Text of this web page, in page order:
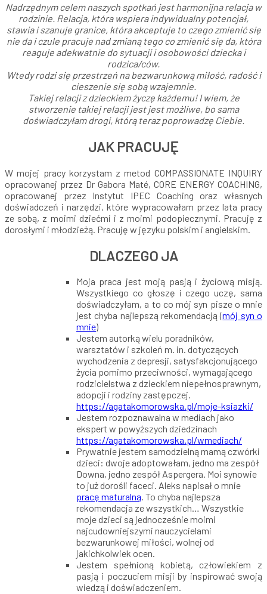
Nadrzędnym celem naszych spotkań jest harmonijna relacja w
rodzinie. Relacja, która wspiera indywidualny potencjał,
stawia i szanuje granice, która akceptuje to czego zmienić się
nie da i czule pracuje nad zmianą tego co zmienić się da, która
reaguje adekwatnie do sytuacji i osobowości dziecka i
rodzica/ców.
Wtedy rodzi się przestrzeń na bezwarunkową miłość, radość i
cieszenie się sobą wzajemnie.
Takiej relacji z dzieckiem życzę każdemu! I wiem, że
stworzenie takiej relacji jest jest możliwe, bo sama
doświadczyłam drogi, którą teraz poprowadzę Ciebie.
JAK PRACUJĘ
W mojej pracy korzystam z metod COMPASSIONATE INQUIRY
opracowanej przez Dr Gabora Maté, CORE ENERGY COACHING,
opracowanej przez Instytut IPEC Coaching oraz własnych
doświadczeń i narzędzi, które wypracowałam przez lata pracy
ze sobą, z moimi dziećmi i z moimi podopiecznymi. Pracuję z
dorosłymi i młodzieżą. Pracuję w języku polskim i angielskim.
DLACZEGO JA
Moja praca jest moją pasją i życiową misją.
Wszystkiego co głoszę i czego uczę, sama
doświadczyłam, a to co mój syn pisze o mnie
jest chyba najlepszą rekomendacją (mój syn o
mnie)
Jestem autorką wielu poradników,
warsztatów i szkoleń m. in. dotyczących
wychodzenia z depresji, satysfakcjonującego
życia pomimo przeciwności, wymagającego
rodzicielstwa z dzieckiem niepełnosprawnym,
adopcji i rodziny zastępczej.
https://agatakomorowska.pl/moje-ksiazki/
Jestem rozpoznawalna w mediach jako
ekspert w powyższych dziedzinach
https://agatakomorowska.pl/wmediach/
Prywatnie jestem samodzielną mamą czwórki
dzieci: dwoje adoptowałam, jedno ma zespół
Downa, jedno zespół Aspergera. Moi synowie
to już dorośli faceci. Aleks napisał o mnie
pracę maturalną. To chyba najlepsza
rekomendacja ze wszystkich… Wszystkie
moje dzieci są jednocześnie moimi
najcudowniejszymi nauczycielami
bezwarunkowej miłości, wolnej od
jakichkolwiek ocen.
Jestem spełnioną kobietą, człowiekiem z
pasją i poczuciem misji by inspirować swoją
wiedzą i doświadczeniem.